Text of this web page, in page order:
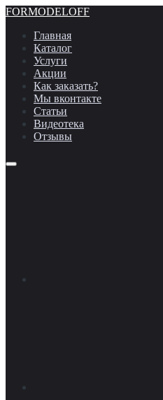
FORMODELOFF
Главная
Каталог
Услуги
Акции
Как заказать?
Мы вконтакте
Статьи
Видеотека
Отзывы